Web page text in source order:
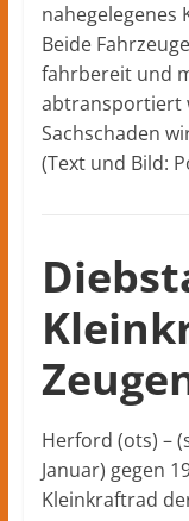
nahegelegenes
Beide
fahrbereit und
abtransportiert
Sachschaden
(Text und Bild:
Herford (ots) –
Januar) gegen
Kleinkraftrad